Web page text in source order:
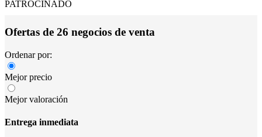
PATROCINADO
Ofertas de 26 negocios de venta
Ordenar por:
Mejor precio
Mejor valoración
Entrega inmediata